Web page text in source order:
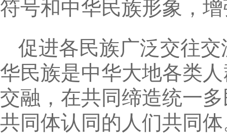
符号和中华民族形象，
促进各民族广泛交往
华民族是中华大地各类
交融，在共同缔造统一
共同体认同的人们共同